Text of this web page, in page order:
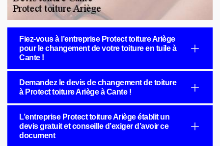
Fiez-vous à l’entreprise Protect toiture Ariège
pour le changement de votre toiture en tuile à
Cante !
Demandez le devis de changement de toiture
à Protect toiture Ariège à Cante !
L’entreprise Protect toiture Ariège établit un
devis gratuit et conseille d’exiger d’avoir ce
document